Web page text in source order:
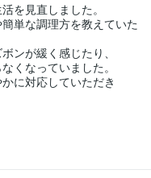
を見直しました。
単な調理方を教えていた
ンが緩く感じたり、
くなっていました。
に対応していただき